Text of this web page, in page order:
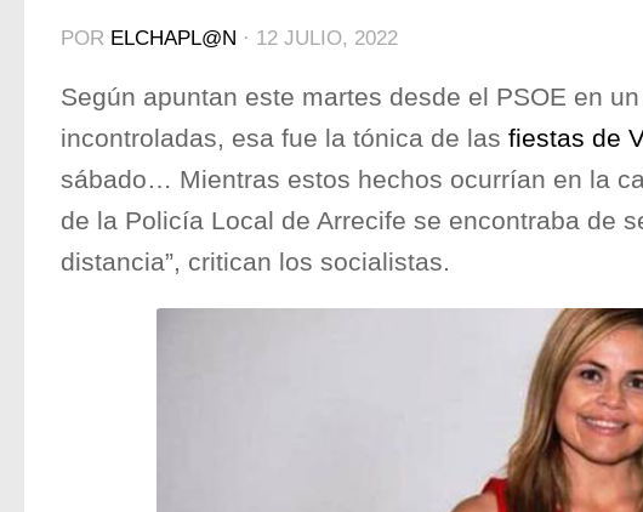
POR ELCHAPL@N · 12 JULIO, 2022
Según apuntan este martes desde el PSOE en
incontroladas, esa fue la tónica de las fiestas de
sábado… Mientras estos hechos ocurrían en la
de la Policía Local de Arrecife se encontraba de
distancia”, critican los socialistas.